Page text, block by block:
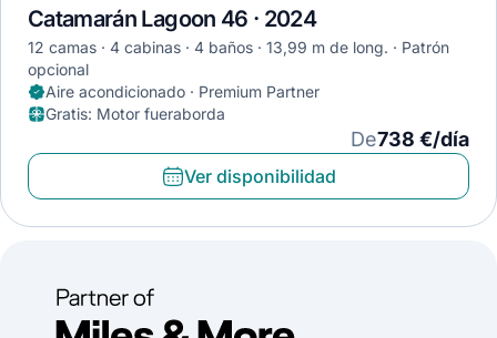
Catamarán Lagoon 46 · 2024
12 camas 4 cabinas 4 baños 13,99 m de long.
Patrón
opcional
Aire acondicionado · Premium Partner
Gratis: Motor fueraborda
De738 €/día
Ver disponibilidad